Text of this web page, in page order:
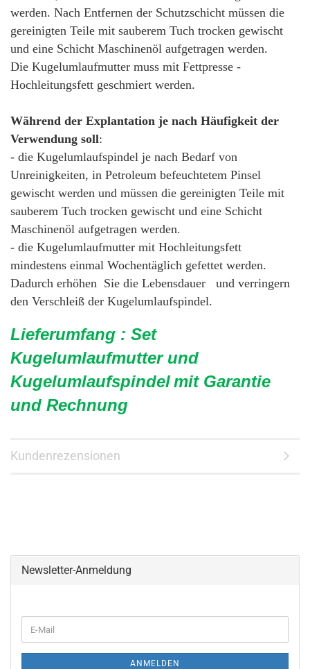
werden. Nach Entfernen der Schutzschicht müssen die
gereinigten Teile mit sauberem Tuch trocken gewischt
und eine Schicht Maschinenöl aufgetragen werden.
Die Kugelumlaufmutter muss mit Fettpresse -
Hochleitungsfett geschmiert werden.
Während der Explantation je nach Häufigkeit der
Verwendung soll:
- die Kugelumlaufspindel je nach Bedarf von
Unreinigkeiten, in Petroleum befeuchtetem Pinsel
gewischt werden und müssen die gereinigten Teile mit
sauberem Tuch trocken gewischt und eine Schicht
Maschinenöl aufgetragen werden.
- die Kugelumlaufmutter mit Hochleitungsfett
mindestens einmal Wochentäglich gefettet werden.
Dadurch erhöhen Sie die Lebensdauer und verringern
den Verschleiß der Kugelumlaufspindel.
Lieferumfang : Set
Kugelumlaufmutter und
Kugelumlaufspindelmit Garantie
und Rechnung
Kundenrezensionen
Newsletter-Anmeldung
ZUR
E-
Mail
ANMELDEN